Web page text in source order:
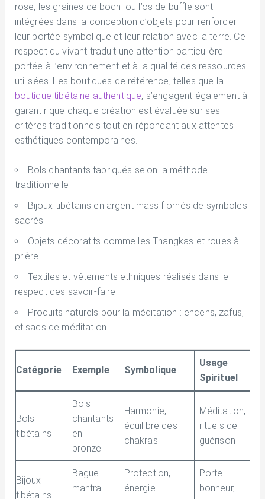
rose, les graines de bodhi ou l’os de buffle sont
intégrées dans la conception d’objets pour renforcer
leur portée symbolique et leur relation avec la terre. Ce
respect du vivant traduit une attention particulière
portée à l’environnement et à la qualité des ressources
utilisées. Les boutiques de référence, telles que la
boutique tibétaine authentique, s’engagent également à
garantir que chaque création est évaluée sur ses
critères traditionnels tout en répondant aux attentes
esthétiques contemporaines.
Bols chantants fabriqués selon la méthode
traditionnelle
Bijoux tibétains en argent massif ornés de symboles
sacrés
Objets décoratifs comme les Thangkas et roues à
prière
Textiles et vêtements ethniques réalisés dans le
respect des savoir-faire
Produits naturels pour la méditation : encens, zafus,
et sacs de méditation
Catégorie Exemple Symbolique
Usage
Spirituel
Bols
tibétains
Bols
chantants
en
bronze
Harmonie,
équilibre des
chakras
Méditation,
rituels de
guérison
Bijoux
tibétains
Bague
mantra
Protection,
énergie
Porte-
bonheur,